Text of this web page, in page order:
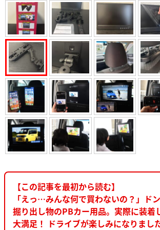
【この記事を最初から読む】
「えっ…みんな何で買わないの？」ド
掘り出し物のPBカー用品。実際に装着
大満足！ ドライブが楽しみになりまし